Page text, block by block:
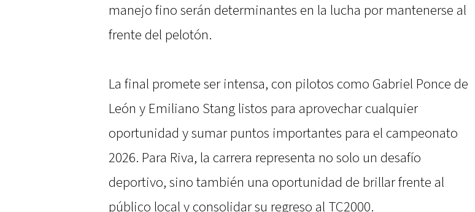
manejo fino serán determinantes en la lucha por mantenerse al
frente del pelotón.
La final promete ser intensa, con pilotos como Gabriel Ponce de
León y Emiliano Stang listos para aprovechar cualquier
oportunidad y sumar puntos importantes para el campeonato
2026. Para Riva, la carrera representa no solo un desafío
deportivo, sino también una oportunidad de brillar frente al
público local y consolidar su regreso al TC2000.